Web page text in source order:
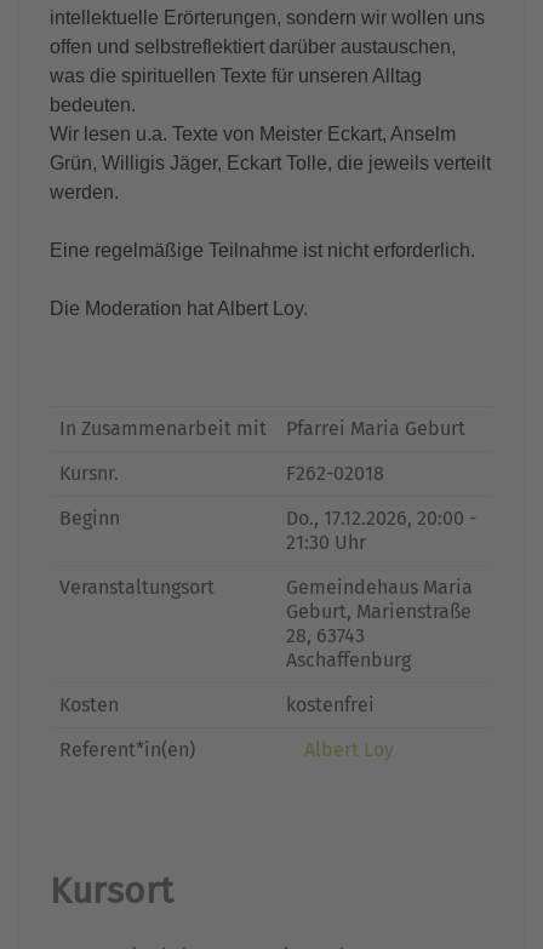
intellektuelle Erörterungen, sondern wir wollen uns
offen und selbstreflektiert darüber austauschen,
was die spirituellen Texte für unseren Alltag
bedeuten.
Wir lesen u.a. Texte von Meister Eckart, Anselm
Grün, Willigis Jäger, Eckart Tolle, die jeweils verteilt
werden.
Eine regelmäßige Teilnahme ist nicht erforderlich.
Die Moderation hat Albert Loy.
In Zusammenarbeit mit
Pfarrei Maria Geburt
Kursnr.
F262-02018
Beginn
Do., 17.12.2026, 20:00 -
21:30 Uhr
Veranstaltungsort
Gemeindehaus Maria
Geburt, Marienstraße
28, 63743
Aschaffenburg
Kosten
kostenfrei
Referent*in(en)
Albert Loy
Kursort